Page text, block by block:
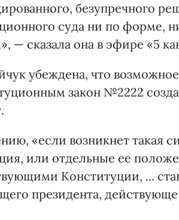
безупречного
суда ни по форме,
— сказала она в эфире «5
убеждена, что
закон №2222
«если возникнет такая
или отдельные ее
Конституции, ...
президента,